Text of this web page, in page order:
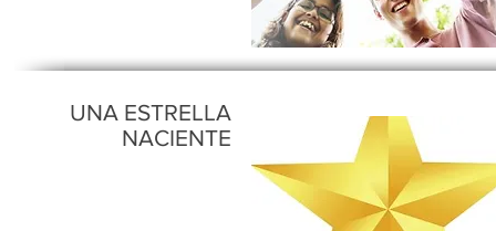
UNA ESTRELLA
NACIENTE